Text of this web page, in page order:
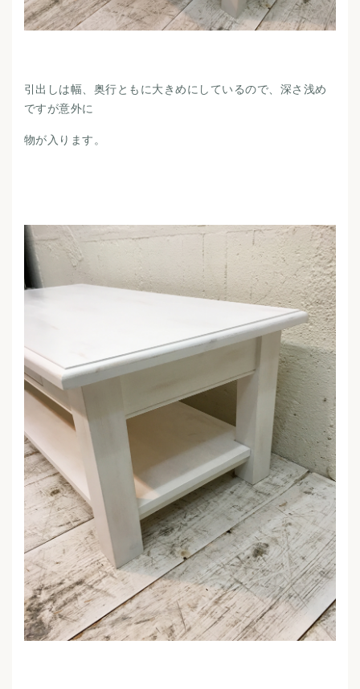
引出しは幅、奥行ともに大きめにしているので、深さ浅め
ですが意外に
物が入ります。